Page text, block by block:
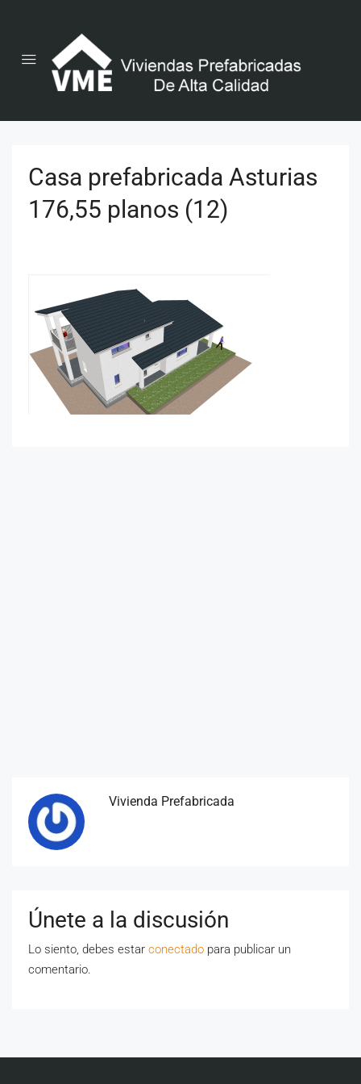
Casa prefabricada Asturias
176,55 planos (12)
Vivienda Prefabricada
Únete a la discusión
Lo siento, debes estar conectado para publicar un
comentario.